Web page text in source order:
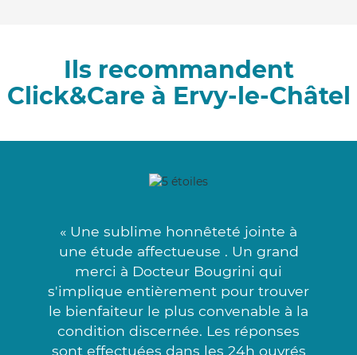
Ils recommandent
Click&Care à Ervy-le-Châtel
« Une sublime honnêteté jointe à
une étude affectueuse . Un grand
merci à Docteur Bougrini qui
s'implique entièrement pour trouver
le bienfaiteur le plus convenable à la
condition discernée. Les réponses
sont effectuées dans les 24h ouvrés